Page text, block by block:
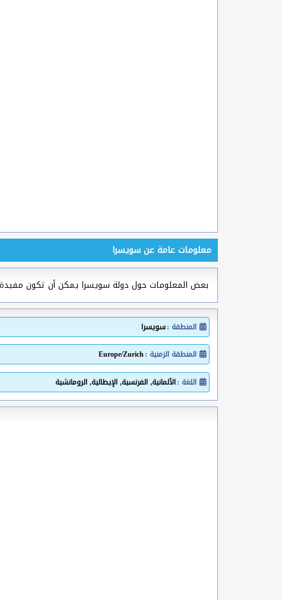
معلومات عامة عن سويسرا
بعض المعلومات حول دولة سويسرا يمكن أن تكون
المنطقة :سويسرا
المنطقة الزمنية :Europe/Zurich
اللغة :الألمانية, الفرنسية, الإيطالية, الرومانشية